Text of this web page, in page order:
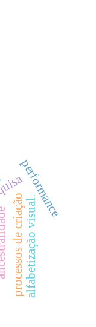
processos de criação
performance
alfabetização visual.